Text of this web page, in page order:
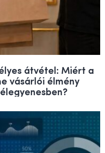
átvétel: Miért a
vásárlói élmény